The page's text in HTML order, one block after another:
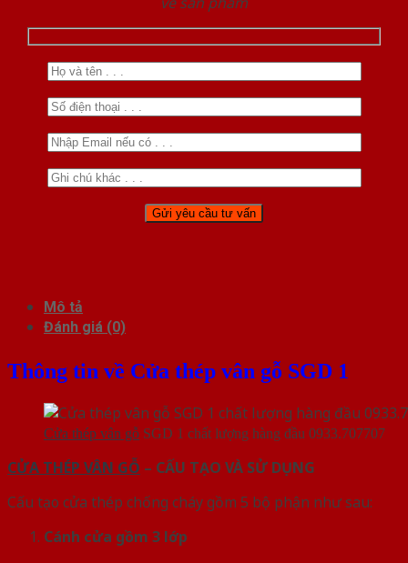
Mô tả
Đánh giá (0)
Thông tin về Cửa thép vân gỗ SGD 1
Cửa thép vân gỗ SGD 1 chất lượng hàng đầu 0933.707707
CỬA THÉP VÂN GỖ – CẤU TẠO VÀ SỬ DỤNG
Cấu tạo cửa thép chống cháy gồm 5 bộ phận như sau:
Cánh cửa gồm 3 lớp